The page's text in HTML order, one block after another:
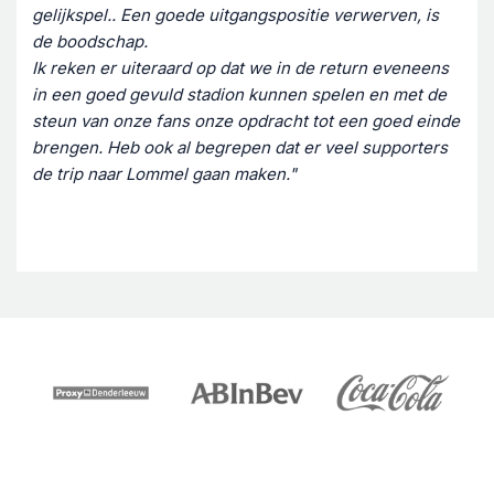
gelijkspel.. Een goede uitgangspositie verwerven, is
de boodschap.
Ik reken er uiteraard op dat we in de return eveneens
in een goed gevuld stadion kunnen spelen en met de
steun van onze fans onze opdracht tot een goed einde
brengen. Heb ook al begrepen dat er veel supporters
de trip naar Lommel gaan maken."